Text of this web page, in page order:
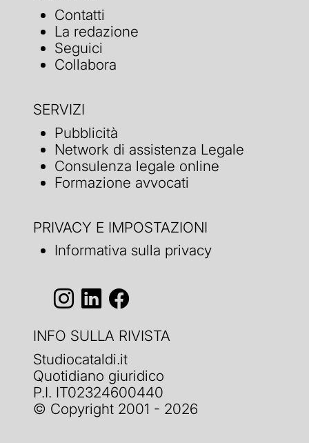
Contatti
La redazione
Seguici
Collabora
SERVIZI
Pubblicità
Network di assistenza Legale
Consulenza legale online
Formazione avvocati
PRIVACY E IMPOSTAZIONI
Informativa sulla privacy
INFO SULLA RIVISTA
Studiocataldi.it
Quotidiano giuridico
P.I. IT02324600440
© Copyright 2001 - 2026